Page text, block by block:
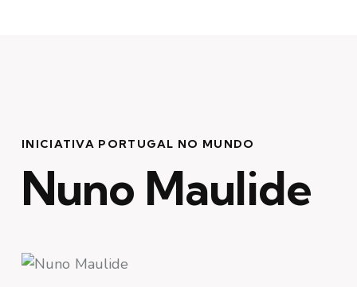
INICIATIVA PORTUGAL NO MUNDO
Nuno Maulide